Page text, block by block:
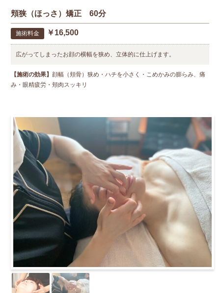
頬狭（ほっさ）矯正 60分
施術料金 ￥16,500
広がってしまったお顔の横幅を狭め、立体的に仕上げます。
【施術の効果】 顔幅（頬骨）狭め・ハチを小さく・こめかみの膨らみ、痛
み・眼精疲労・頬肉スッキリ